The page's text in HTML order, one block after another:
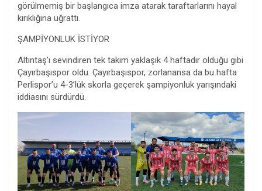
görülmemiş bir başlangıca imza atarak taraftarlarını hayal
kırıklığına uğrattı.
ŞAMPİYONLUK İSTİYOR
Altıntaş’ı sevindiren tek takım yaklaşık 4 haftadır olduğu gibi
Çayırbaşıspor oldu. Çayırbaşıspor, zorlanansa da bu hafta
Perlispor’u 4-3’lük skorla geçerek şampiyonluk yarışındaki
iddiasını sürdürdü.